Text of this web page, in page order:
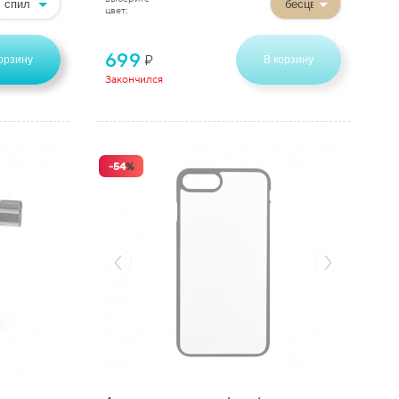
цвет:
699 ₽
Закончился
В корзину
-54%